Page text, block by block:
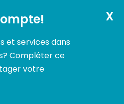
X
et services dans
Compléter ce
votre